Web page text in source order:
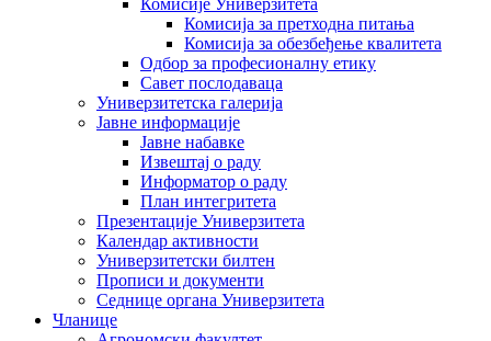
Комисије Универзитета
Комисија за претходна питања
Комисија за обезбеђење квалитета
Одбор за професионалну етику
Савет послодаваца
Универзитетска галерија
Јавне информације
Јавне набавке
Извештај о раду
Информатор о раду
План интегритета
Презентације Универзитета
Календар активности
Универзитетски билтен
Прописи и документи
Седнице органа Универзитета
Чланице